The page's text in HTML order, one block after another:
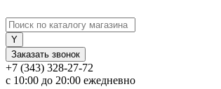
Заказать звонок
+7 (343) 328-27-72
с 10:00 до 20:00 ежедневно